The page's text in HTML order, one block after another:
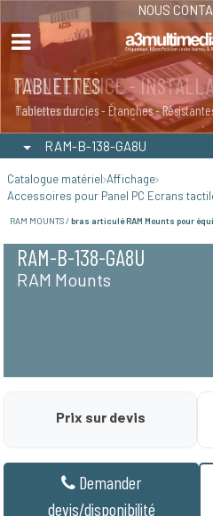
NOUS
MAINTENANCE -
Maintenance
TABLETTES
Tablettes durcies - Étanches -
RAM-B-138-GA8U
Catalogue matériel Affichage
Accessoires pour Panel PC Ecrans
RAM MOUNTS / bras articulé RAM Mounts pour
RAM-B-138-GA8U
RAM Mounts
Prix sur devis
Demander
devis/disponibilité